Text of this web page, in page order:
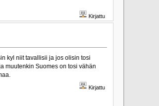
Kirjattu
kyl niit tavallisii ja jos olisin tosi
muutenkin Suomes on tosi vähän
Kirjattu